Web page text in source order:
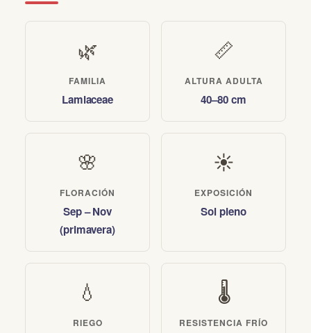
🌿
FAMILIA
Lamiaceae
📏
ALTURA ADULTA
40–80 cm
🌸
FLORACIÓN
Sep – Nov
(primavera)
☀️
EXPOSICIÓN
Sol pleno
💧
RIEGO
🌡️
RESISTENCIA FRÍO